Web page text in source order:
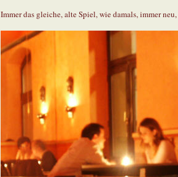
Immer das gleiche, alte Spiel, wie damals, immer